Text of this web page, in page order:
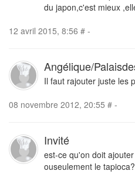
du japon,c'est mieux
12 avril 2015, 8:56 # -
Angélique/
Il faut rajouter juste les
08 novembre 2012, 20:55 # -
Invité
est-ce qu'on doit
ouseulement le tapioca?